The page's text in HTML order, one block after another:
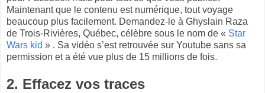
Maintenant que le contenu est numérique, tout voyage
beaucoup plus facilement. Demandez-le à Ghyslain Raza
de Trois-Rivières, Québec, célèbre sous le nom de « Star
Wars kid » . Sa vidéo s’est retrouvée sur Youtube sans sa
permission et a été vue plus de 15 millions de fois.
2. Effacez vos traces